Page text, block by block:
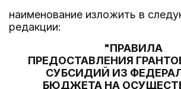
наименование изложить в
редакции:
"ПРАВИЛА
ПРЕДОСТАВЛЕНИЯ
СУБСИДИЙ ИЗ
БЮДЖЕТА НА